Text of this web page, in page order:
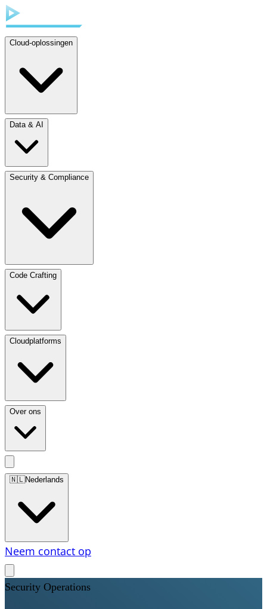
Cloud-oplossingen
Data & AI
Security & Compliance
Code Crafting
Cloudplatforms
Over ons
🇳🇱Nederlands
Neem contact op
Security Operations